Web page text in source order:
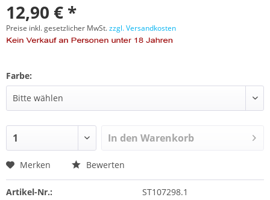
12,90 € *
Preise inkl. gesetzlicher MwSt.zzgl. Versandkosten
Farbe:
In den Warenkorb
Merken Bewerten
Artikel-Nr.:
ST107298.1